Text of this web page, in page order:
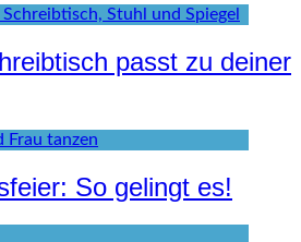
passt zu deiner
So gelingt es!